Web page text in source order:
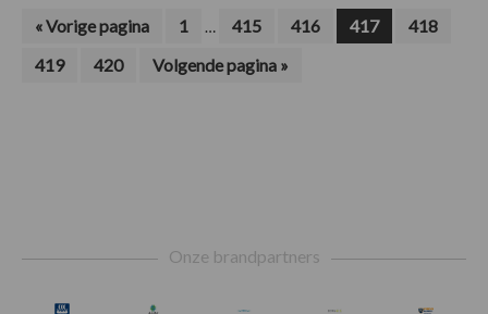
«Ga
Vorige pagina Pagina
1
Interim
zijn
… Pagina
415 Pagina
416 Pagina
417 Pagina
418
Pagina
419 Pagina
420
Ga
naar
Volgende pagina »
Onze brandpartners